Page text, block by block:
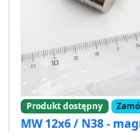
Produkt dostępny
MW 12x6 / N38 -